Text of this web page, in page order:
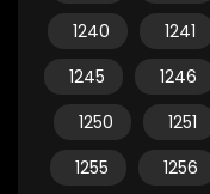
1240
1241
1245
1246
1250
1251
1255
1256